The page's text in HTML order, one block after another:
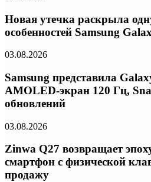
Новая утечка раскрыла
особенностей Samsung
03.08.2026
Samsung представила
AMOLED-экран 120 Гц,
обновлений
03.08.2026
Zinwa Q27 возвращает
смартфон с физической
продажу